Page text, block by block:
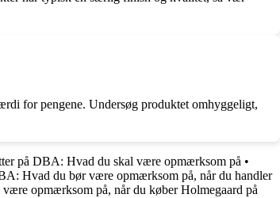
for pengene. Undersøg produktet omhyggeligt,
på DBA: Hvad du skal være opmærksom på •
Hvad du bør være opmærksom på, når du handler
opmærksom på, når du køber Holmegaard på